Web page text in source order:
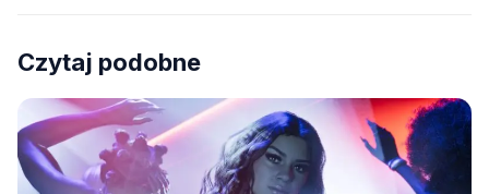
Czytaj podobne